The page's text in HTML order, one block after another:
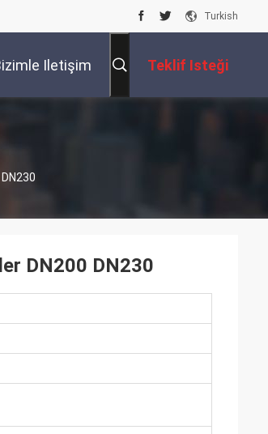
Turkish
Iletişim Teklif Isteği
DN200 DN230